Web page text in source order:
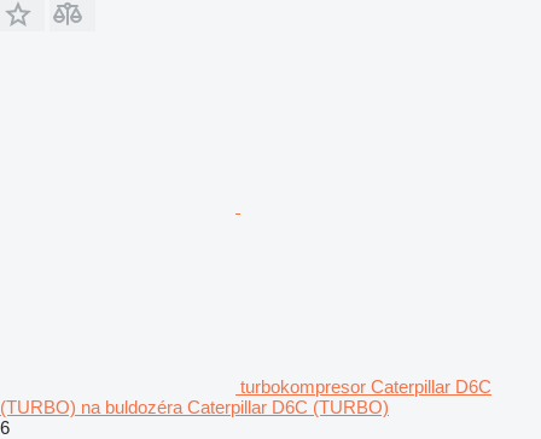
turbokompresor Caterpillar D6C
(TURBO) na buldozéra Caterpillar D6C (TURBO)
6